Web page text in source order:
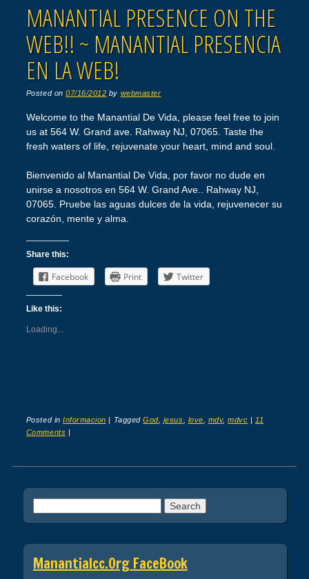
MANANTIAL PRESENCE ON THE
WEB!! ~ MANANTIAL PRESENCIA
EN LA WEB!
Posted on07/16/2012 by webmaster
Welcome to the Manantial De Vida, please feel free to join
us at 564 W. Grand ave. Rahway NJ, 07065. Taste the
fresh waters of life, rejuvenate your heart, mind and soul.
Bienvenido al Manantial De Vida, por favor no dude en
unirse a nosotros en 564 W. Grand Ave.. Rahway NJ,
07065. Pruebe las aguas dulces de la vida, rejuvenecer su
corazón, mente y alma.
Share this:
Facebook Print Twitter
Like this:
Loading...
Posted inInformacion | TaggedGod, jesus love mdv,mdvc | 11
Comments |
Post navigation
Manantialcc.org FaceBook